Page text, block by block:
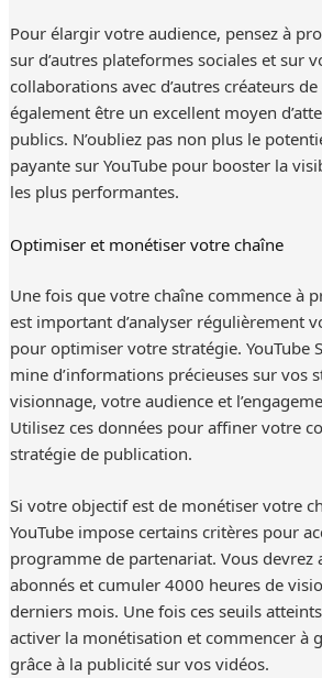
Pour élargir votre audience, pensez à
sur d’autres plateformes sociales et sur
collaborations avec d’autres créateurs
également être un excellent moyen
publics. N’oubliez pas non plus le
payante sur YouTube pour booster la
les plus performantes.
Optimiser et monétiser votre chaîne
Une fois que votre chaîne commence à
est important d’analyser régulièrement
pour optimiser votre stratégie. YouTube
mine d’informations précieuses sur vos
visionnage, votre audience et
Utilisez ces données pour affiner votre
stratégie de publication.
Si votre objectif est de monétiser votre
YouTube impose certains critères pour
programme de partenariat. Vous devrez
abonnés et cumuler 4000 heures de
derniers mois. Une fois ces seuils
activer la monétisation et commencer à
grâce à la publicité sur vos vidéos.